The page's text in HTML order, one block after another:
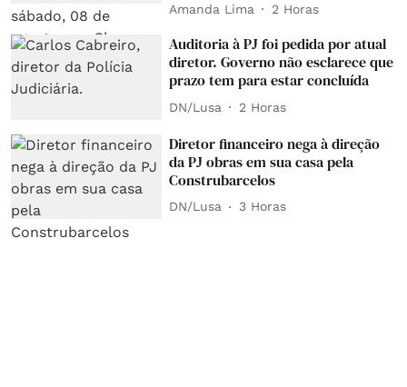
Amanda Lima 2 Horas
Auditoria à PJ foi pedida por atual
diretor. Governo não esclarece que
prazo tem para estar concluída
DN/Lusa 2 Horas
Diretor financeiro nega à direção
da PJ obras em sua casa pela
Construbarcelos
DN/Lusa 3 Horas